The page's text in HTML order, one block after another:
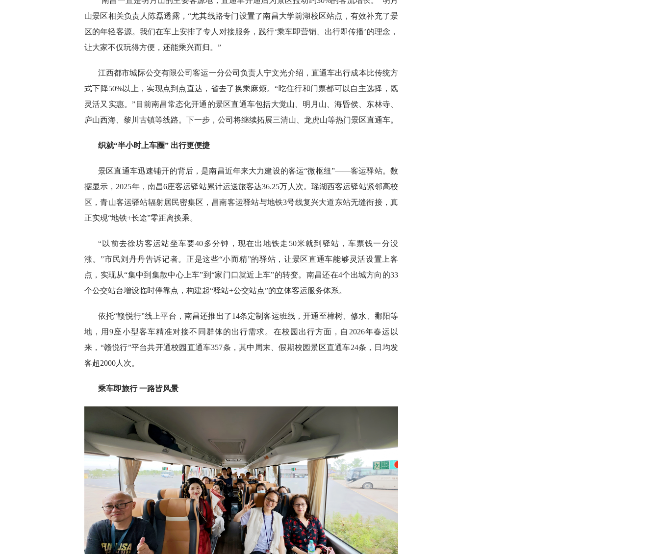
山景区相关负责人陈磊透露，“尤其线路专门设置了南昌大学前湖校区站点，有效补充了景
区的年轻客源。我们在车上安排了专人对接服务，践行‘乘车即营销、出行即传播’的理念，
让大家不仅玩得方便，还能乘兴而归。”
江西都市城际公交有限公司客运一分公司负责人宁文光介绍，直通车出行成本比传统方
式下降50%以上，实现点到点直达，省去了换乘麻烦。“吃住行和门票都可以自主选择，既
灵活又实惠。”目前南昌常态化开通的景区直通车包括大觉山、明月山、海昏侯、东林寺、
庐山西海、黎川古镇等线路。下一步，公司将继续拓展三清山、龙虎山等热门景区直通车。
织就“半小时上车圈” 出行更便捷
景区直通车迅速铺开的背后，是南昌近年来大力建设的客运“微枢纽”——客运驿站。数
据显示，2025年，南昌6座客运驿站累计运送旅客达36.25万人次。瑶湖西客运驿站紧邻高校
区，青山客运驿站辐射居民密集区，昌南客运驿站与地铁3号线复兴大道东站无缝衔接，真
正实现“地铁+长途”零距离换乘。
“以前去徐坊客运站坐车要40多分钟，现在出地铁走50米就到驿站，车票钱一分没
涨。”市民刘丹丹告诉记者。正是这些“小而精”的驿站，让景区直通车能够灵活设置上客
点，实现从“集中到集散中心上车”到“家门口就近上车”的转变。南昌还在4个出城方向的33
个公交站台增设临时停靠点，构建起“驿站+公交站点”的立体客运服务体系。
依托“赣悦行”线上平台，南昌还推出了14条定制客运班线，开通至樟树、修水、鄱阳等
地，用9座小型客车精准对接不同群体的出行需求。在校园出行方面，自2026年春运以
来，“赣悦行”平台共开通校园直通车357条，其中周末、假期校园景区直通车24条，日均发
客超2000人次。
乘车即旅行 一路皆风景